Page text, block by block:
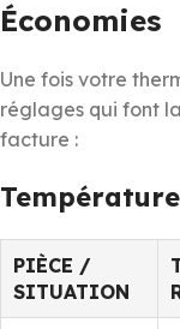
Économies
Une fois votre
réglages qui font
facture :
PIÈCE /
SITUATION